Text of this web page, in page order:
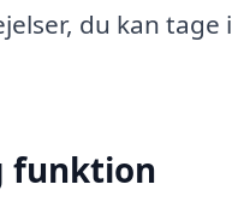
du kan tage i
funktion